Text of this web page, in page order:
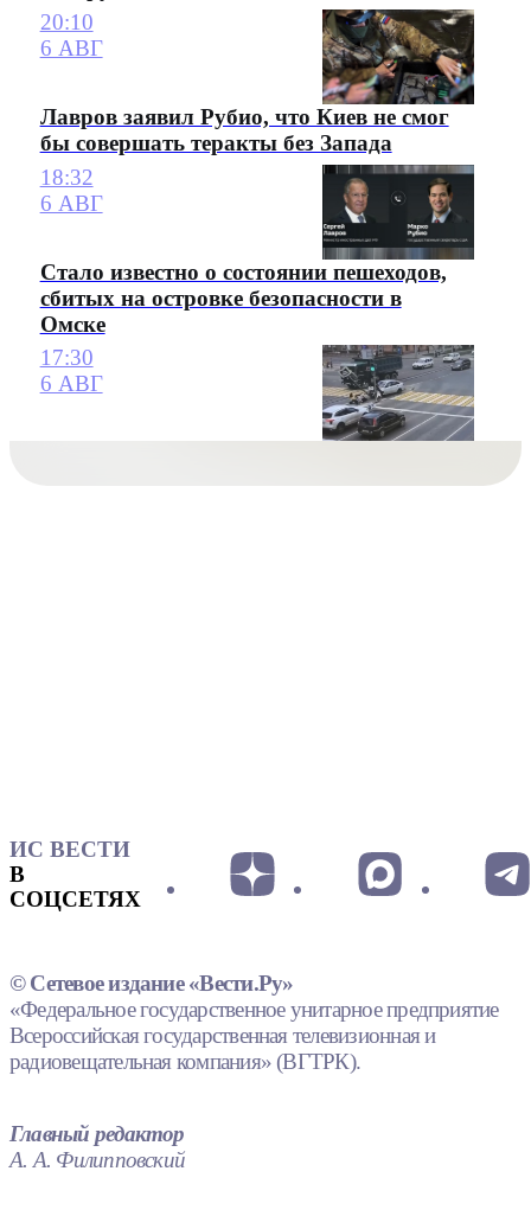
20:10
6 АВГ
Лавров заявил Рубио, что Киев не смог
бы совершать теракты без Запада
18:32
6 АВГ
Стало известно о состоянии пешеходов,
сбитых на островке безопасности в
Омске
17:30
6 АВГ
ИС ВЕСТИ
В
СОЦСЕТЯХ
© Сетевое издание «Вести.Ру»
«Федеральное государственное унитарное предприятие
Всероссийская государственная телевизионная и
радиовещательная компания» (ВГТРК).
Главный редактор
А. А. Филипповский